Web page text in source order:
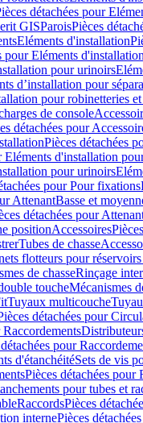
détachées pour
GISParoisPièces
Eléments d'installation
pour Eléments
pour urinoirs
d’installation pour
pour robinetteries
de console
détachées pour
Pièces détachées
Eléments d'installation
pour urinoirs
pour Pour fixations
AttenantBasse et
détachées pour
positionAccessoires
Tubes de chasse
flotteurs pour
de chasseRinçage
toucheMécanismes
Tuyaux multicouche
détachées pour
Raccordements
pour
d'étanchéitéSets de vis
Pièces détachées pour
pour tubes et
RaccordsPièces
internePièces